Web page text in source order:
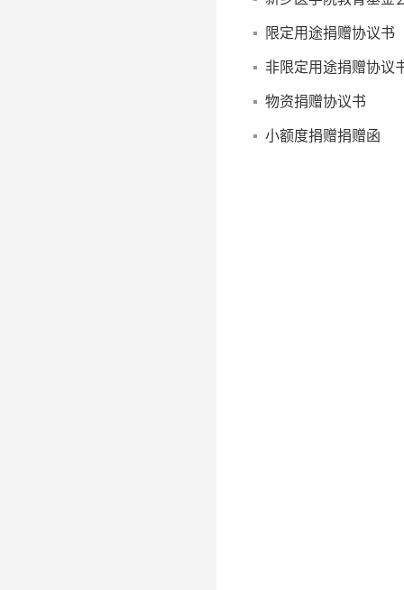
限定用途捐赠协议书
非限定用途捐赠协议
物资捐赠协议书
小额度捐赠捐赠函